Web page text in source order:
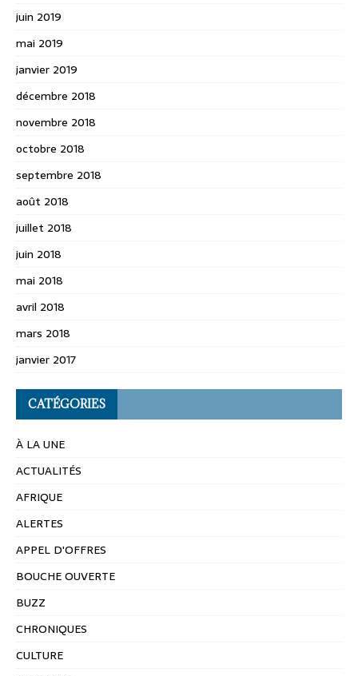
juin 2019
mai 2019
janvier 2019
décembre 2018
novembre 2018
octobre 2018
septembre 2018
août 2018
juillet 2018
juin 2018
mai 2018
avril 2018
mars 2018
janvier 2017
CATÉGORIES
À LA UNE
ACTUALITÉS
AFRIQUE
ALERTES
APPEL D'OFFRES
BOUCHE OUVERTE
BUZZ
CHRONIQUES
CULTURE